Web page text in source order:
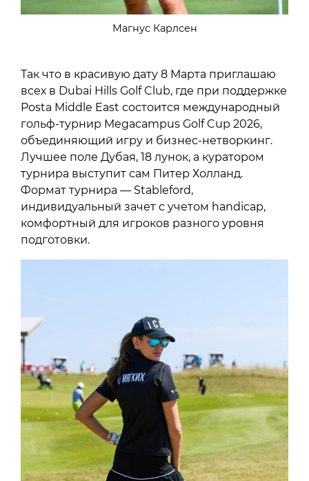
Магнус Карлсен
Так что в красивую дату 8 Марта приглашаю
всех в Dubai Hills Golf Club, где при поддержке
Posta Middle East состоится международный
гольф-турнир Megacampus Golf Cup 2026,
объединяющий игру и бизнес-нетворкинг.
Лучшее поле Дубая, 18 лунок, а куратором
турнира выступит сам Питер Холланд.
Формат турнира — Stableford,
индивидуальный зачет с учетом handicap,
комфортный для игроков разного уровня
подготовки.